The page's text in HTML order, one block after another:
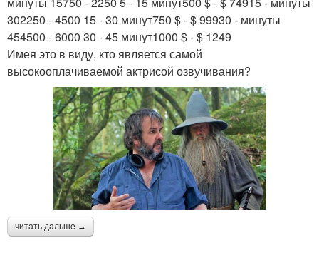
302250 - 4500 15 - 30 минут750 $ - $ 99930 - минуты
454500 - 6000 30 - 45 минут1000 $ - $ 1249
Имея это в виду, кто является самой
высокооплачиваемой актрисой озвучивания?
читать дальше →